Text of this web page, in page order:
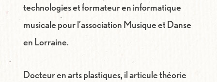
technologies et formateur en informatique
musicale pour l’association Musique et Danse
en Lorraine.
Docteur en arts plastiques, il articule théorie